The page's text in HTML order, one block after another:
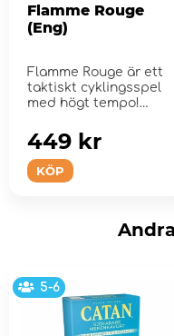
Flamme Rouge
(Eng)
Flamme Rouge är ett
taktiskt cyklingsspel
med högt tempo!
KÖP
449 kr
5-6